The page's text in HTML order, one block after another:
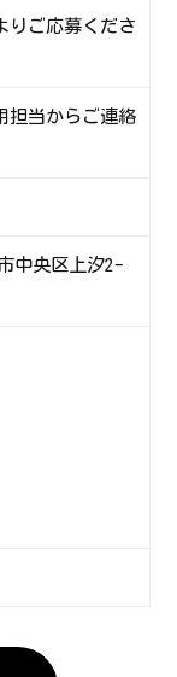
りご応募くださ
担当からご連絡
中央区上汐2-